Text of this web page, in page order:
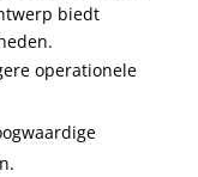
biedt
operationele